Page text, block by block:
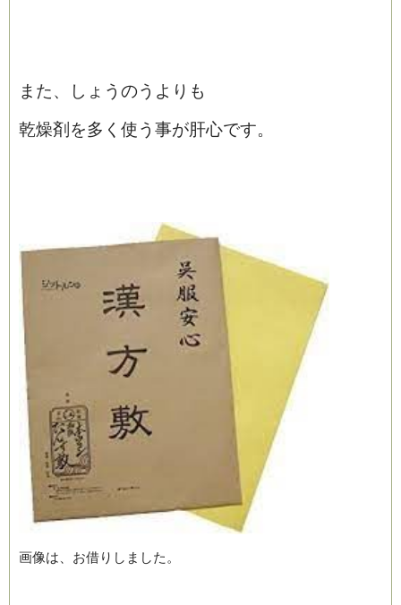
また、しょうのうよりも
乾燥剤を多く使う事が肝心です。
画像は、お借りしました。